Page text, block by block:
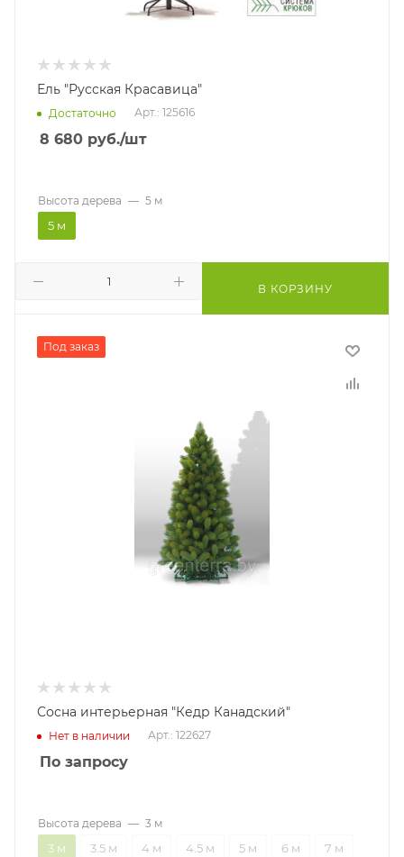
Ель "Русская Красавица"
Достаточно Арт.: 125616
8 680 руб./шт
В КОРЗИНУ
Высота дерева — 5 м
5 м
Под заказ
Сосна интерьерная "Кедр Канадский"
Нет в наличии Арт.: 122627
По запросу
Высота дерева — 3 м
3 м 3.5 м 4 м 4.5 м 5 м 6 м 7 м